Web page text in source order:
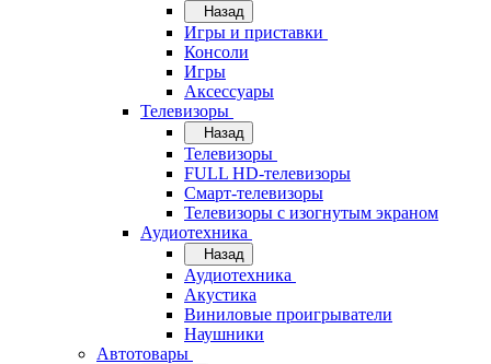
Назад
Игры и приставки
Консоли
Игры
Аксессуары
Телевизоры
Назад
Телевизоры
FULL HD-телевизоры
Смарт-телевизоры
Телевизоры с изогнутым экраном
Аудиотехника
Назад
Аудиотехника
Акустика
Виниловые проигрыватели
Наушники
Автотовары